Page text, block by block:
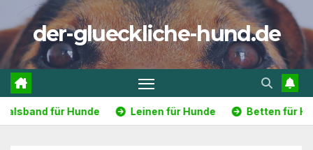
Inhalt
springen
der-glueckliche-hund.de
Hunde Leinen für Hunde Betten für Hunde